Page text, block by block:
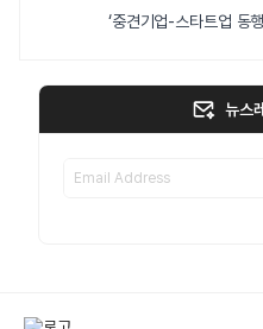
‘중견기업-스타트업 동
뉴스